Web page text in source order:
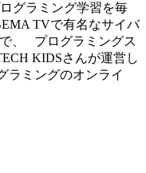
グラミング学習を毎
TVで有名なサイバ
、 プログラミングス
KIDSさんが運営し
ラミングのオンライ